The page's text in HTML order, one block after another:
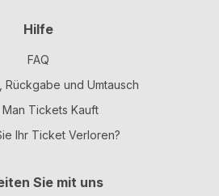
Hilfe
FAQ
Rückgabe und Umtausch
Tickets Kauft
Ihr Ticket Verloren?
Sie mit uns